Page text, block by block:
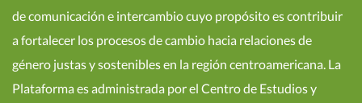
de comunicación e intercambio cuyo propósito es contribuir
a fortalecer los procesos de cambio hacia relaciones de
género justas y sostenibles en la región centroamericana. La
Plataforma es administrada por el Centro de Estudios y